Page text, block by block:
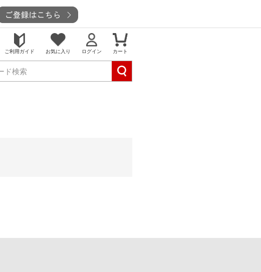
ご利用ガイド お気に入り ログイン カート